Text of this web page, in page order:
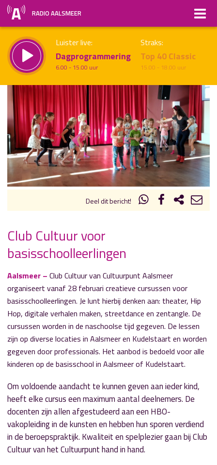
RADIO AALSMEER
Luister live:
Dagprogrammering
6.00 - 15.00 uur
Straks:
Top 40 Classic
15.00 - 18.00 uur
Vorig uur uur 1 van x Volgend uur
Inklappen
Deel dit bericht!
« Vorig nieuwsbericht
AquaVitaal ontvangt ingezameld koffiegeld
» Volgend nieuwsbericht
Maatregelen rondom Burgemeester
Kasteleinweg
18 februari 2022
Club Cultuur voor
basisschoolleerlingen
Aalsmeer – Club Cultuur van Cultuurpunt Aalsmeer
organiseert vanaf 28 februari creatieve cursussen voor
basisschoolleerlingen. Je lunt hierbij denken aan: theater, Hip
Hop, digitale verhalen maken, streetdance en zentangle. De
cursussen worden in de naschoolse tijd gegeven. De lessen
zijn op diverse locaties in Aalsmeer en Kudelstaart en worden
gegeven door professionals. Het aanbod is bedoeld voor alle
kinderen op de basisschool in Aalsmeer of Kudelstaart.
Om voldoende aandacht te kunnen geven aan ieder kind,
heeft elke cursus een maximum aantal deelnemers. De
docenten zijn allen afgestudeerd aan een HBO-
vakopleiding in de kunsten en hebben hun sporen verdiend
in de beroepspraktijk. Kwaliteit en spelplezier gaan bij Club
Cultuur van het Cultuurpunt hand in hand.